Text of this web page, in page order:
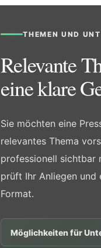
THEMEN UND
Relevante
eine klare
Sie möchten eine
relevantes Thema
professionell sichtbar
prüft Ihr Anliegen und
Format.
Möglichkeiten für